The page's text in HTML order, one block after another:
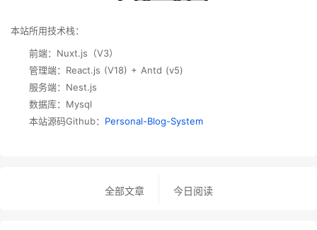
本站所用技术栈：
前端：Nuxt.js（V3）
管理端：React.js (V18) + Antd (v5)
服务端：Nest.js
数据库：Mysql
本站源码Github： Personal-Blog-System
全部文章 今日阅读